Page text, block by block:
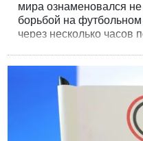
мира ознаменовался
борьбой на
через несколько часов
форме приказали
США и вернуться на
мексиканской Тихуане.